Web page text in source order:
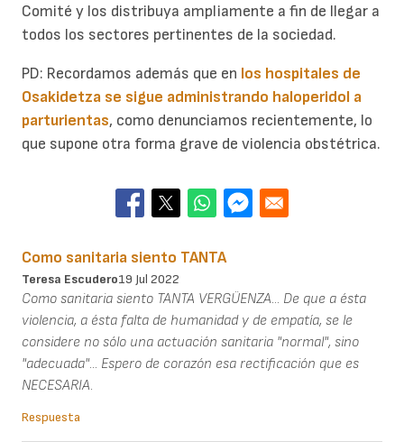
Comité y los distribuya ampliamente a fin de llegar a
todos los sectores pertinentes de la sociedad.
PD: Recordamos además que en los hospitales de
Osakidetza se sigue administrando haloperidol a
parturientas, como denunciamos recientemente, lo
que supone otra forma grave de violencia obstétrica.
Como sanitaria siento TANTA
Teresa Escudero19 Jul 2022
Como sanitaria siento TANTA VERGÜENZA... De que a ésta
violencia, a ésta falta de humanidad y de empatía, se le
considere no sólo una actuación sanitaria "normal", sino
"adecuada"... Espero de corazón esa rectificación que es
NECESARIA.
Respuesta